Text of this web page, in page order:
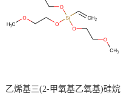
乙烯基三(2-甲氧基乙氧基)硅烷